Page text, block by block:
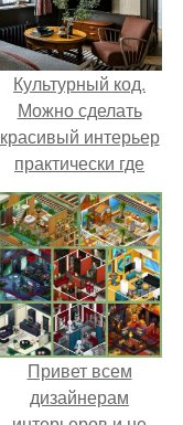
Культурный код.
Можно сделать
красивый интерьер
практически где
угодно.
Привет всем
дизайнерам